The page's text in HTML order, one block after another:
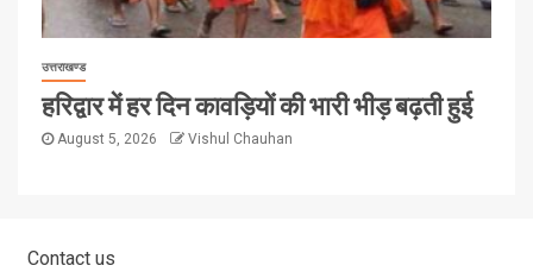
उत्तराखण्ड
हरिद्वार में हर दिन कावड़ियों की भारी भीड़ बढ़ती हुई
August 5, 2026 Vishul Chauhan
Contact us